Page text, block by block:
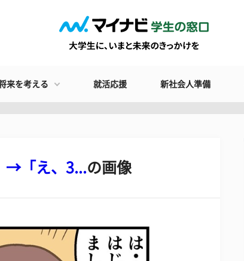
来を考える 就活応援 新社会人準備
→「え、3...の画像